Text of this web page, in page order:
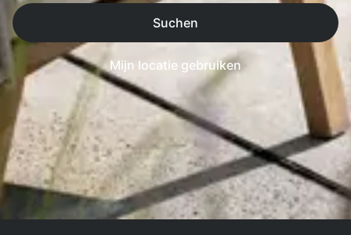
Suchen
Mijn locatie gebruiken